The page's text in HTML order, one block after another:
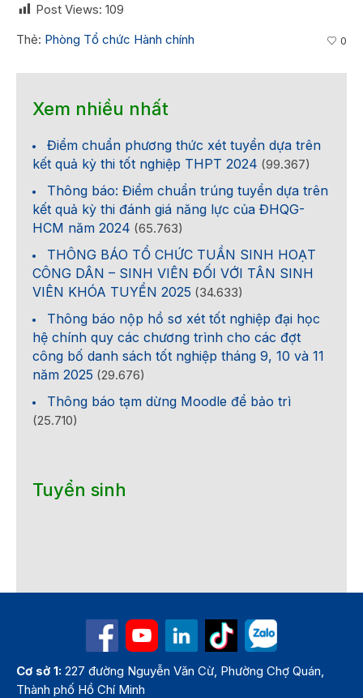
Post Views: 109
Thẻ: Phòng Tổ chức Hành chính 0
Xem nhiều nhất
Điểm chuẩn phương thức xét tuyển dựa trên
kết quả kỳ thi tốt nghiệp THPT 2024 (99.367)
Thông báo: Điểm chuẩn trúng tuyển dựa trên
kết quả kỳ thi đánh giá năng lực của ĐHQG-
HCM năm 2024 (65.763)
THÔNG BÁO TỔ CHỨC TUẦN SINH HOẠT
CÔNG DÂN – SINH VIÊN ĐỐI VỚI TÂN SINH
VIÊN KHÓA TUYỂN 2025 (34.633)
Thông báo nộp hồ sơ xét tốt nghiệp đại học
hệ chính quy các chương trình cho các đợt
công bố danh sách tốt nghiệp tháng 9, 10 và 11
năm 2025 (29.676)
Thông báo tạm dừng Moodle để bảo trì
(25.710)
Tuyển sinh
Cơ sở 1: 227 đường Nguyễn Văn Cừ, Phường Chợ Quán,
Thành phố Hồ Chí Minh